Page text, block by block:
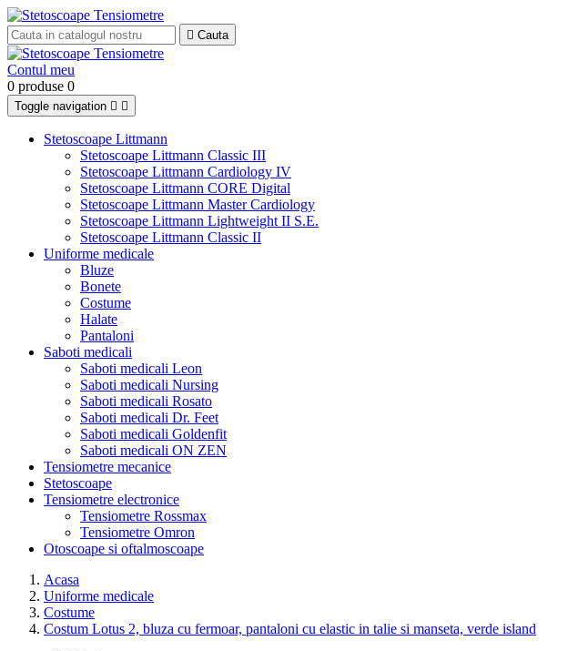
 Cauta
Contul meu
0 produse 0
Toggle navigation  
Stetoscoape Littmann
Stetoscoape Littmann Classic III
Stetoscoape Littmann Cardiology IV
Stetoscoape Littmann CORE Digital
Stetoscoape Littmann Master Cardiology
Stetoscoape Littmann Lightweight II S.E.
Stetoscoape Littmann Classic II
Uniforme medicale
Bluze
Bonete
Costume
Halate
Pantaloni
Saboti medicali
Saboti medicali Leon
Saboti medicali Nursing
Saboti medicali Rosato
Saboti medicali Dr. Feet
Saboti medicali Goldenfit
Saboti medicali ON ZEN
Tensiometre mecanice
Stetoscoape
Tensiometre electronice
Tensiometre Rossmax
Tensiometre Omron
Otoscoape si oftalmoscoape
Acasa
Uniforme medicale
Costume
Costum Lotus 2, bluza cu fermoar, pantaloni cu elastic in talie si manseta, verde island